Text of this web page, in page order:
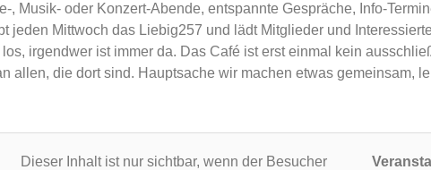
, Musik- oder Konzert-Abende, entspannte Gespräche, Info-
jeden Mittwoch das Liebig257 und lädt Mitglieder und
los, irgendwer ist immer da. Das Café ist erst einmal kein
allen, die dort sind. Hauptsache wir machen etwas gemeinsam,
Dieser Inhalt ist nur sichtbar, wenn der Besucher